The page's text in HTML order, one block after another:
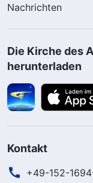
Nachrichten
Die Kirche des
herunterladen
Kontakt
+49-152-